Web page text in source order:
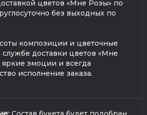
цветов «Мне Розы» по
без выходных по
композиции и цветочные
доставки цветов «Мне
яркие эмоции и всегда
исполнение заказа.